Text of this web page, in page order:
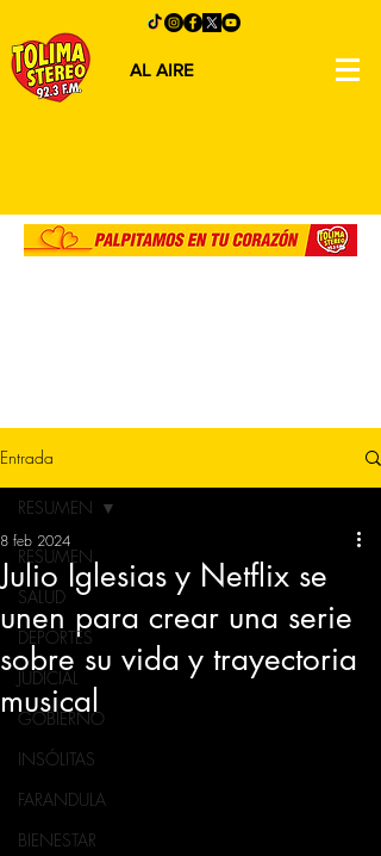
AL AIRE
Entrada
RESUMEN
SALUD
DEPORTES
JUDICIAL
GOBIERNO
INSÓLITAS
FARANDULA
BIENESTAR
RESUMEN
Julio Iglesias y Netflix se
unen para crear una serie
sobre su vida y trayectoria
musical
8 feb 2024